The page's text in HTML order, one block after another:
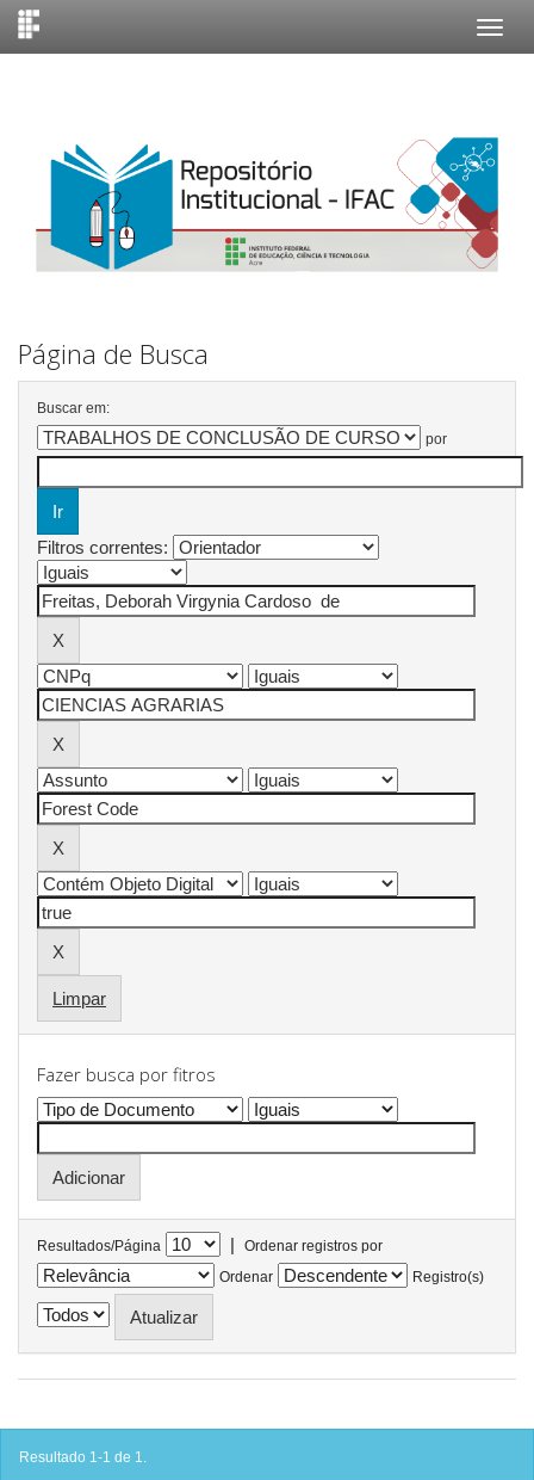
Página de Busca
Buscar em:
por
Filtros correntes:
Limpar
Fazer busca por fitros
Resultados/Página |
Ordenar registros por
Ordenar
Registro(s)
Resultado 1-1 de 1.